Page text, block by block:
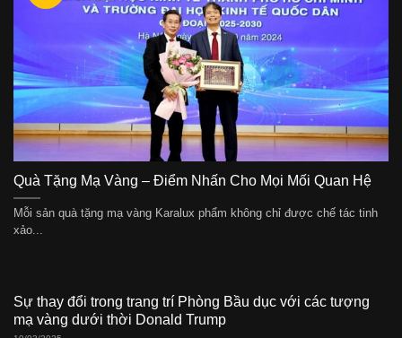
Quà Tặng Mạ Vàng – Điểm Nhấn Cho Mọi Mối Quan Hệ
Mỗi sản quà tặng mạ vàng Karalux phẩm không chỉ được chế tác tinh
xảo...
Sự thay đổi trong trang trí Phòng Bầu dục với các tượng
mạ vàng dưới thời Donald Trump